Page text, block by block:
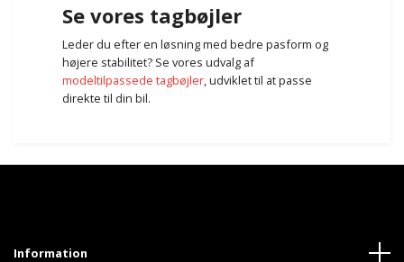
Se vores tagbøjler
Leder du efter en løsning med bedre pasform og
højere stabilitet? Se vores udvalg af
modeltilpassede tagbøjler, udviklet til at passe
direkte til din bil.
Information